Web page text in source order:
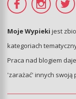
Moje Wypieki jest
kategoriach
Praca nad blogiem
'zarażać' innych swoją